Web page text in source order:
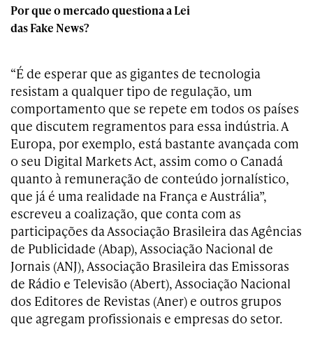
Por que o mercado questiona a Lei
das Fake News?
“É de esperar que as gigantes de tecnologia
resistam a qualquer tipo de regulação, um
comportamento que se repete em todos os países
que discutem regramentos para essa indústria. A
Europa, por exemplo, está bastante avançada com
o seu Digital Markets Act, assim como o Canadá
quanto à remuneração de conteúdo jornalístico,
que já é uma realidade na França e Austrália”,
escreveu a coalização, que conta com as
participações da Associação Brasileira das Agências
de Publicidade (Abap), Associação Nacional de
Jornais (ANJ), Associação Brasileira das Emissoras
de Rádio e Televisão (Abert), Associação Nacional
dos Editores de Revistas (Aner) e outros grupos
que agregam profissionais e empresas do setor.